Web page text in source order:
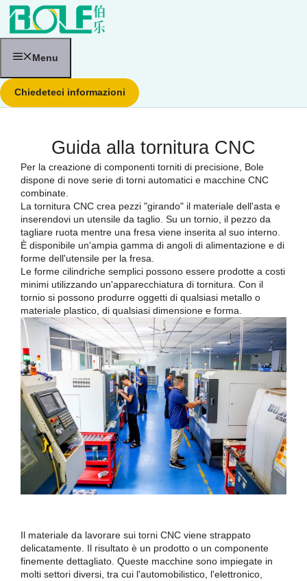
Vai
contenuto
Menu
Chiedeteci informazioni
Guida alla tornitura CNC
Per la creazione di componenti torniti di precisione, Bole
dispone di nove serie di torni automatici e macchine CNC
combinate.
La tornitura CNC crea pezzi "girando" il materiale dell'asta e
inserendovi un utensile da taglio. Su un tornio, il pezzo da
tagliare ruota mentre una fresa viene inserita al suo interno.
È disponibile un'ampia gamma di angoli di alimentazione e di
forme dell'utensile per la fresa.
Le forme cilindriche semplici possono essere prodotte a costi
minimi utilizzando un'apparecchiatura di tornitura. Con il
tornio si possono produrre oggetti di qualsiasi metallo o
materiale plastico, di qualsiasi dimensione e forma.
Il materiale da lavorare sui torni CNC viene strappato
delicatamente. Il risultato è un prodotto o un componente
finemente dettagliato. Queste macchine sono impiegate in
molti settori diversi, tra cui l'automobilistico, l'elettronico,